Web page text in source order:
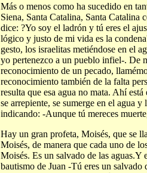
Más o menos como ha sucedido en
Siena, Santa Catalina, Santa Catalina
dice: ?Yo soy el ladrón y tú eres el
lógico y justo de mi vida es la
gesto, los israelitas metiéndose en el
yo pertenezco a un pueblo infiel-. De
reconocimiento de un pecado,
reconocimiento también de la falta
resulta que esa agua no mata. Ahí
se arrepiente, se sumerge en el agua
indicando: -Aunque tú mereces
Hay un gran profeta, Moisés, que se
Moisés, de manera que cada uno de
Moisés. Es un salvado de las aguas.Y
bautismo de Juan -Tú eres un salvado